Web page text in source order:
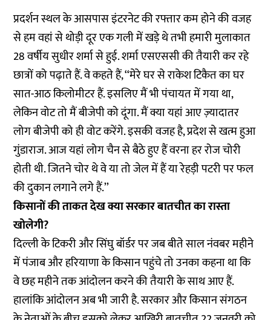
प्रदर्शन स्थल के आसपास इंटरनेट की रफ्तार कम होने की वजह
से हम वहां से थोड़ी दूर एक गली में खड़े थे तभी हमारी मुलाकात
28 वर्षीय सुधीर शर्मा से हुई. शर्मा एसएससी की तैयारी कर रहे
छात्रों को पढ़ाते हैं. वे कहते हैं, ‘‘मेरे घर से राकेश टिकैत का घर
सात-आठ किलोमीटर हैं. इसलिए मैं भी पंचायत में गया था,
लेकिन वोट तो मैं बीजेपी को दूंगा. मैं क्या यहां आए ज़्यादातर
लोग बीजेपी को ही वोट करेंगे. इसकी वजह है, प्रदेश से खत्म हुआ
गुंडाराज. आज यहां लोग चैन से बैठे हुए हैं वरना हर रोज चोरी
होती थी. जितने चोर थे वे या तो जेल में हैं या रेहड़ी पटरी पर फल
की दुकान लगाने लगे हैं.’’
किसानों की ताकत देख क्या सरकार बातचीत का रास्ता
खोलेगी?
दिल्ली के टिकरी और सिंघु बॉर्डर पर जब बीते साल नंवबर महीने
में पंजाब और हरियाणा के किसान पहुंचे तो उनका कहना था कि
वे छह महीने तक आंदोलन करने की तैयारी के साथ आए हैं.
हालांकि आंदोलन अब भी जारी है. सरकार और किसान संगठन